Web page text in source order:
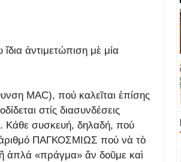
ἀντιμετώπιση μὲ μία
MAC), πού καλεῖται ἐπίσης
στίς διασυνδέσεις
Κάθε συσκευή, δηλαδή, πού
ἀριθμό ΠΑΓΚΟΣΜΙΩΣ πού νὰ τὸ
ἤ ἁπλά «πράγμα» ἄν δοῦμε καὶ